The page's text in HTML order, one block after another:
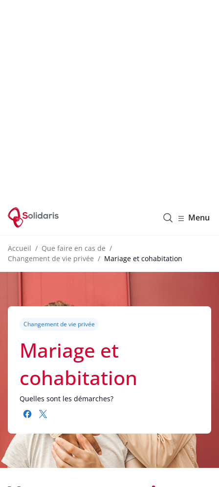
Menu
Accueil
Que faire en cas de
Changement de vie privée
Mariage et cohabitation
Changement de vie privée
Mariage et
cohabitation
Quelles sont les démarches?